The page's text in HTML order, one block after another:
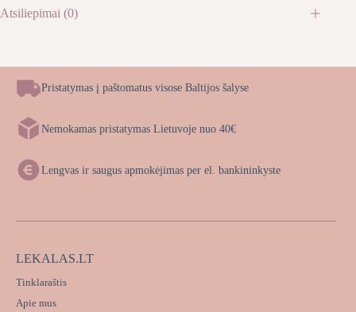
Atsiliepimai (0)
Pristatymas į paštomatus visose Baltijos šalyse
Nemokamas pristatymas Lietuvoje nuo 40€
Lengvas ir saugus apmokėjimas per el. bankininkyste
LEKALAS.LT
Tinklaraštis
Apie mus